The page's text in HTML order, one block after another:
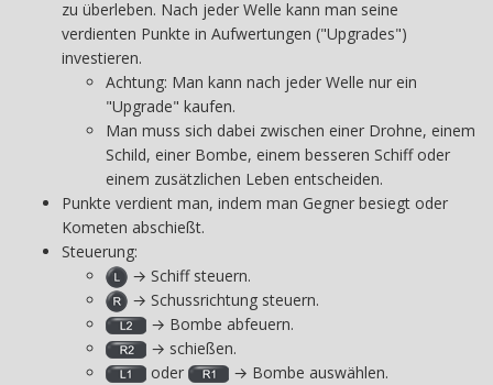
zu überleben. Nach jeder Welle kann man seine
verdienten Punkte in Aufwertungen ("Upgrades")
investieren.
Achtung: Man kann nach jeder Welle nur ein
"Upgrade" kaufen.
Man muss sich dabei zwischen einer Drohne, einem
Schild, einer Bombe, einem besseren Schiff oder
einem zusätzlichen Leben entscheiden.
Punkte verdient man, indem man Gegner besiegt oder
Kometen abschießt.
Steuerung:
→ Schiff steuern.
→ Schussrichtung steuern.
→ Bombe abfeuern.
→ schießen.
oder
→ Bombe auswählen.